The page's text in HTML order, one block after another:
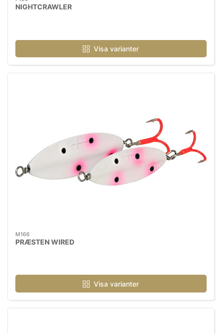
NIGHTCRAWLER
Visa varianter
M166
PRÆSTEN WIRED
Visa varianter